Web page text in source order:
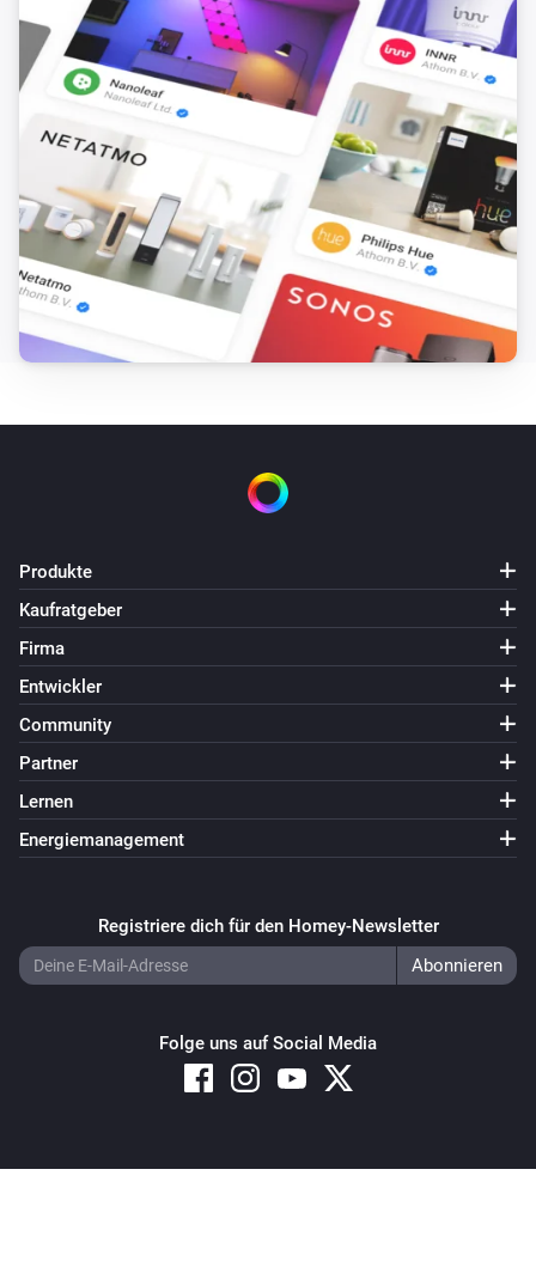
Produkte
Kaufratgeber
Firma
Entwickler
Community
Partner
Lernen
Energiemanagement
Registriere dich für den Homey-Newsletter
Folge uns auf Social Media